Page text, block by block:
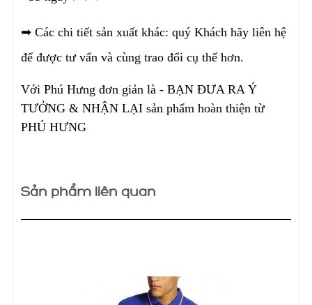
➡ Các chi tiết sản xuất khác: quý Khách hãy liên hệ
để được tư vấn và cùng trao đổi cụ thể hơn.
Với Phú Hưng đơn giản là - BẠN ĐƯA RA Ý
TƯỞNG & NHẬN LẠI sản phẩm hoàn thiện từ
PHÚ HƯNG
Sản phẩm liên quan